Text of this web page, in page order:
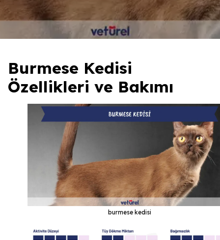
Burmese Kedisi
Özellikleri ve Bakımı
burmese kedisi